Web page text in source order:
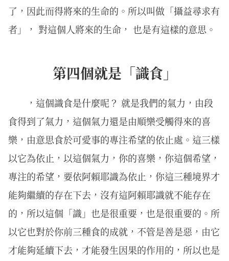
了，因此而得將來的生命的。所以叫做「攝益尋求有
者」， 對這個人將來的生命， 也是有這樣的意思。
第四個就是「識食」
，這個識食是什麼呢？ 就是我們的氣力，由段
食得到了氣力，這個氣力還是由順樂受觸得來的喜
樂，由意思食於可愛事的專注希望的依止處。這三樣
以它為依止，以這個氣力，你的喜樂，你這個希望，
專注的希望，要依阿賴耶識為依止，你這三種境界才
能夠繼續的存在下去，沒有這阿賴耶識就不能存在
的，所以這個「識」也是很重要，也是很重要的。所
以它也對於你前三種食的成就，不管是善是惡，由它
才能夠延續下去，才能發生因果的作用的，所以也是